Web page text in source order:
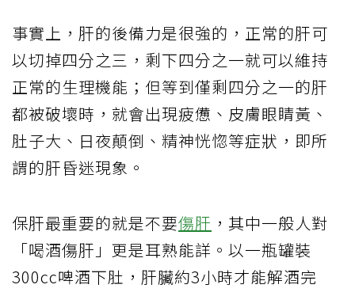
事實上，肝的後備力是很強的，正常的肝可
以切掉四分之三，剩下四分之一就可以維持
正常的生理機能；但等到僅剩四分之一的肝
都被破壞時，就會出現疲憊、皮膚眼睛黃、
肚子大、日夜顛倒、精神恍惚等症狀，即所
謂的肝昏迷現象。
保肝最重要的就是不要傷肝 ，其中一般人對
「喝酒傷肝」更是耳熟能詳。以一瓶罐裝
300cc啤酒下肚，肝臟約3小時才能解酒完